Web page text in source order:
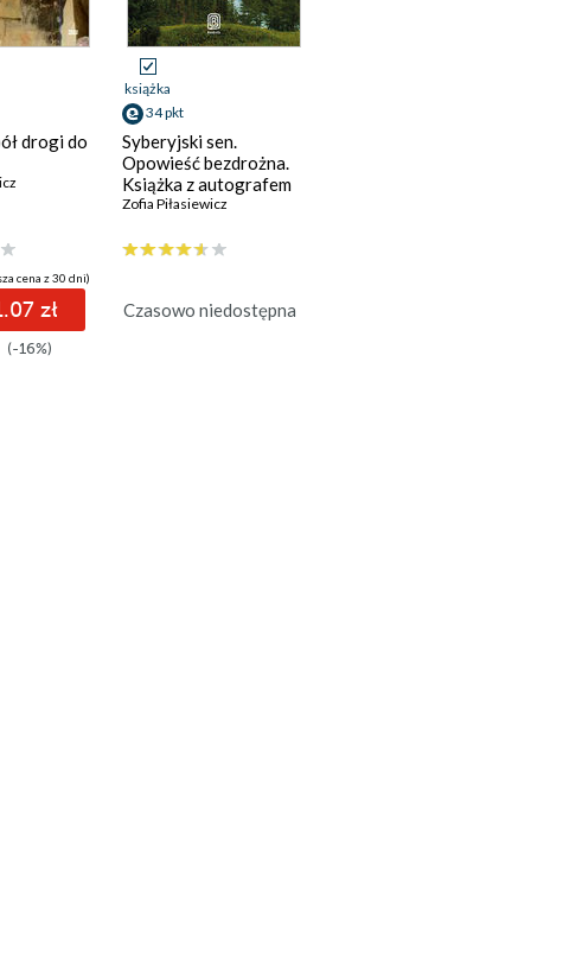
drogi do
cena z 30 dni)
zł
(-16%)
książka
34 pkt
Syberyjski sen.
Opowieść bezdrożna.
Książka z autografem
Zofia Piłasiewicz
Czasowo niedostępna